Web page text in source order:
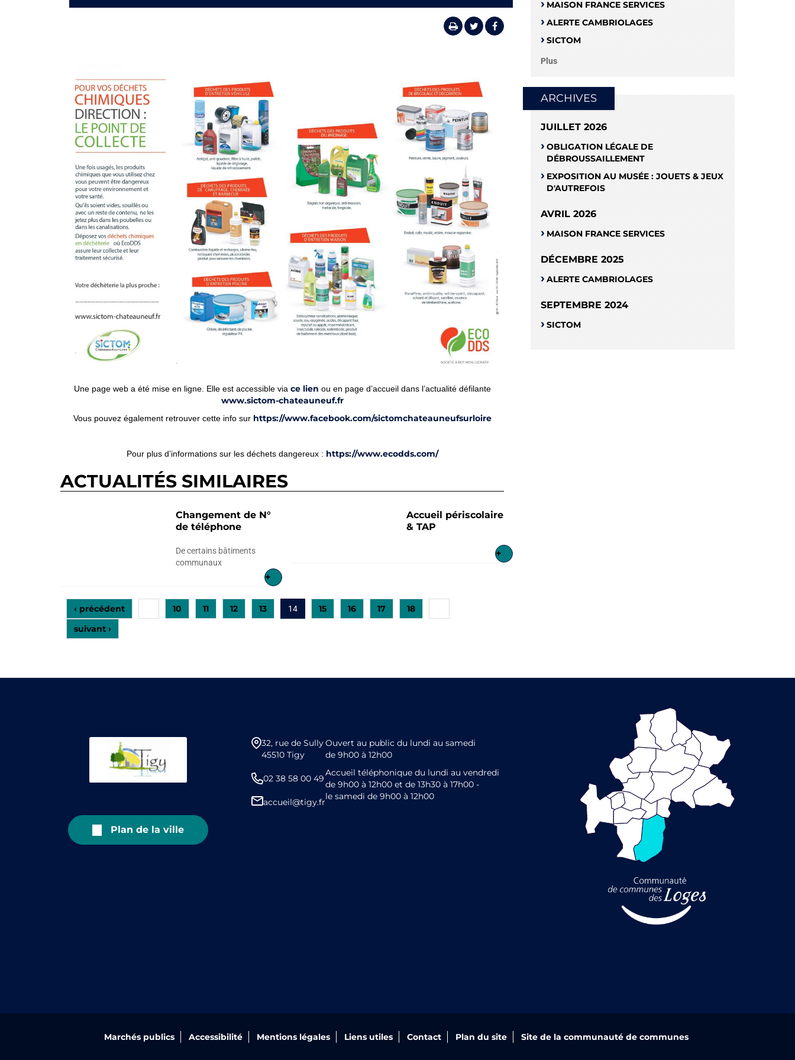
Une page web a été mise en ligne. Elle est accessible via ce lien ou en page d’accueil dans l’actualité défilante
www.sictom-chateauneuf.fr
Vous pouvez également retrouver cette info sur https://www.facebook.com/sictomchateauneufsurloire
Pour plus d’informations sur les déchets dangereux : https://www.ecodds.com/
ACTUALITÉS SIMILAIRES
Changement de N°
de téléphone
De certains bâtiments
communaux
+
Accueil périscolaire
& TAP
+
‹ précédent 10 11 12 13 14 15 16 17 18
suivant ›
MAISON FRANCE SERVICES
ALERTE CAMBRIOLAGES
SICTOM
Plus
ARCHIVES
JUILLET 2026
OBLIGATION LÉGALE DE
DÉBROUSSAILLEMENT
EXPOSITION AU MUSÉE : JOUETS & JEUX
D'AUTREFOIS
AVRIL 2026
MAISON FRANCE SERVICES
DÉCEMBRE 2025
ALERTE CAMBRIOLAGES
SEPTEMBRE 2024
SICTOM
Plan de la ville
32, rue de Sully
45510 Tigy
02 38 58 00 49
accueil@tigy.fr
Ouvert au public du lundi au samedi
de 9h00 à 12h00
Accueil téléphonique du lundi au vendredi
de 9h00 à 12h00 et de 13h30 à 17h00 -
le samedi de 9h00 à 12h00
Marchés publics Accessibilité Mentions légales Liens utiles Contact Plan du site Site de la communauté de communes